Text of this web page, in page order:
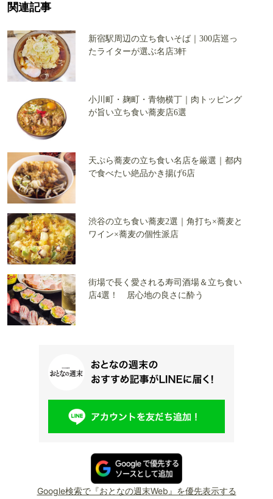
関連記事
新宿駅周辺の立ち食いそば｜300店巡っ
たライターが選ぶ名店3軒
小川町・麹町・青物横丁｜肉トッピング
が旨い立ち食い蕎麦店6選
天ぷら蕎麦の立ち食い名店を厳選｜都内
で食べたい絶品かき揚げ6店
渋谷の立ち食い蕎麦2選｜角打ち×蕎麦と
ワイン×蕎麦の個性派店
街場で長く愛される寿司酒場＆立ち食い
店4選！ 居心地の良さに酔う
Google検索で『おとなの週末Web』を優先表示する